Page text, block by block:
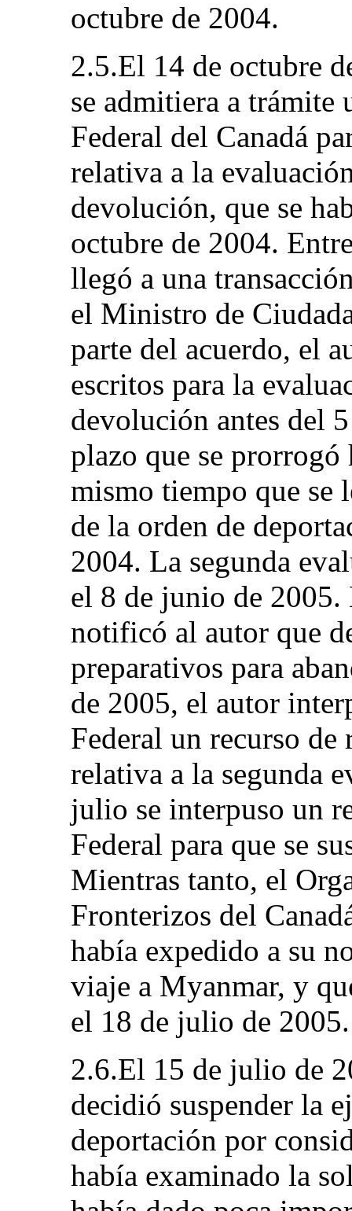
octubre de 2004.
2.5.El 14 de octubre
se admitiera a trámite
Federal del Canadá
relativa a la
devolución, que se
octubre de 2004.
llegó a una
el Ministro de
parte del acuerdo, el
escritos para la
devolución antes del
plazo que se
mismo tiempo que se
de la orden de
2004. La segunda
el 8 de junio de
notificó al autor que
preparativos para
de 2005, el autor
Federal un recurso
relativa a la segunda
julio se interpuso un
Federal para que se
Mientras tanto, el
Fronterizos del
había expedido a su
viaje a Myanmar, y
el 18 de julio de 2005.
2.6.El 15 de julio de
decidió suspender la
deportación por
había examinado la